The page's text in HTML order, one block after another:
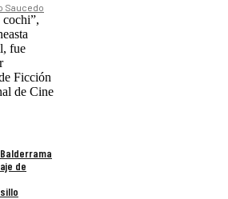
Saucedo
fue
Ficción
de Cine
Balderrama
de